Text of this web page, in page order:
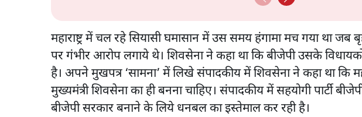
महाराष्ट्र में चल रहे सियासी घमासान में उस समय हंगामा मच गया था जब
पर गंभीर आरोप लगाये थे। शिवसेना ने कहा था कि बीजेपी उसके
है। अपने मुखपत्र ‘सामना’ में लिखे संपादकीय में शिवसेना ने कहा था कि
मुख्यमंत्री शिवसेना का ही बनना चाहिए। संपादकीय में सहयोगी पार्टी
बीजेपी सरकार बनाने के लिये धनबल का इस्तेमाल कर रही है।